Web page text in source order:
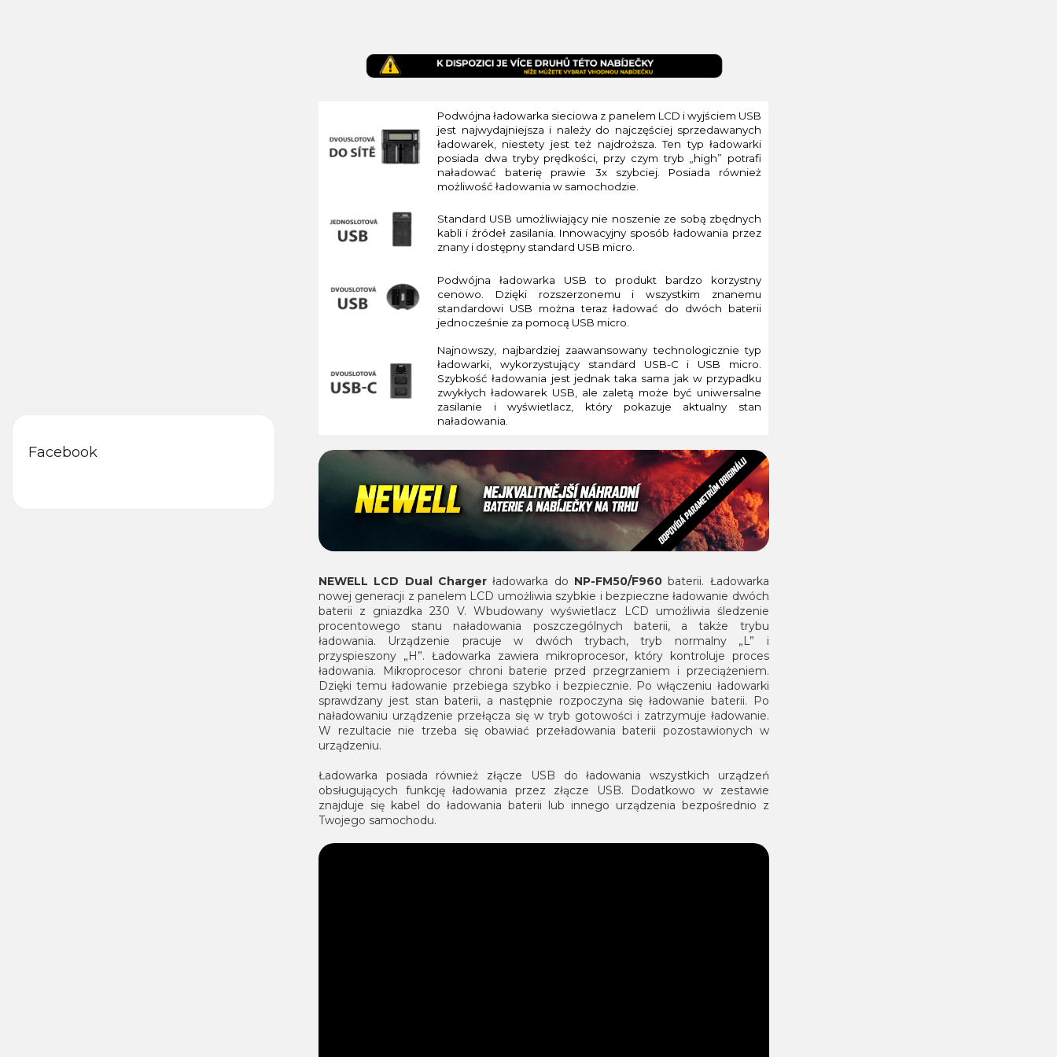
Facebook
Podwójna ładowarka sieciowa z panelem LCD i wyjściem USB
jest najwydajniejsza i należy do najczęściej sprzedawanych
ładowarek, niestety jest też najdroższa. Ten typ ładowarki
posiada dwa tryby prędkości, przy czym tryb „high” potrafi
naładować baterię prawie 3x szybciej. Posiada również
możliwość ładowania w samochodzie.
Standard USB umożliwiający nie noszenie ze sobą zbędnych
kabli i źródeł zasilania. Innowacyjny sposób ładowania przez
znany i dostępny standard USB micro.
Podwójna ładowarka USB to produkt bardzo korzystny
cenowo. Dzięki rozszerzonemu i wszystkim znanemu
standardowi USB można teraz ładować do dwóch baterii
jednocześnie za pomocą USB micro.
Najnowszy, najbardziej zaawansowany technologicznie typ
ładowarki, wykorzystujący standard USB-C i USB micro.
Szybkość ładowania jest jednak taka sama jak w przypadku
zwykłych ładowarek USB, ale zaletą może być uniwersalne
zasilanie i wyświetlacz, który pokazuje aktualny stan
naładowania.
NEWELL LCD Dual Chargerładowarka do NP-FM50/F960baterii. Ładowarka
nowej generacji z panelem LCD umożliwia szybkie i bezpieczne ładowanie dwóch
baterii z gniazdka 230 V. Wbudowany wyświetlacz LCD umożliwia śledzenie
procentowego stanu naładowania poszczególnych baterii, a także trybu
ładowania. Urządzenie pracuje w dwóch trybach, tryb normalny „L” i
przyspieszony „H”. Ładowarka zawiera mikroprocesor, który kontroluje proces
ładowania. Mikroprocesor chroni baterie przed przegrzaniem i przeciążeniem.
Dzięki temu ładowanie przebiega szybko i bezpiecznie. Po włączeniu ładowarki
sprawdzany jest stan baterii, a następnie rozpoczyna się ładowanie baterii. Po
naładowaniu urządzenie przełącza się w tryb gotowości i zatrzymuje ładowanie.
W rezultacie nie trzeba się obawiać przeładowania baterii pozostawionych w
urządzeniu.
Ładowarka posiada również złącze USB do ładowania wszystkich urządzeń
obsługujących funkcję ładowania przez złącze USB. Dodatkowo w zestawie
znajduje się kabel do ładowania baterii lub innego urządzenia bezpośrednio z
Twojego samochodu.